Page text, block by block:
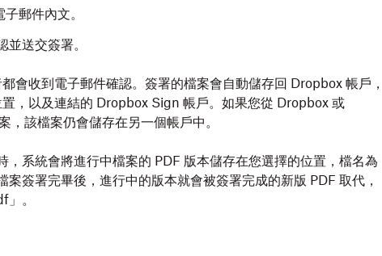
郵件內文。
並送交簽署。
會收到電子郵件確認。簽署的檔案會自動儲存回 Dropbox 帳戶，
，以及連結的 Dropbox Sign 帳戶。如果您從 Dropbox 或
該檔案仍會儲存在另一個帳戶中。
系統會將進行中檔案的 PDF 版本儲存在您選擇的位置，檔名為
案簽署完畢後，進行中的版本就會被簽署完成的新版 PDF 取代，
。